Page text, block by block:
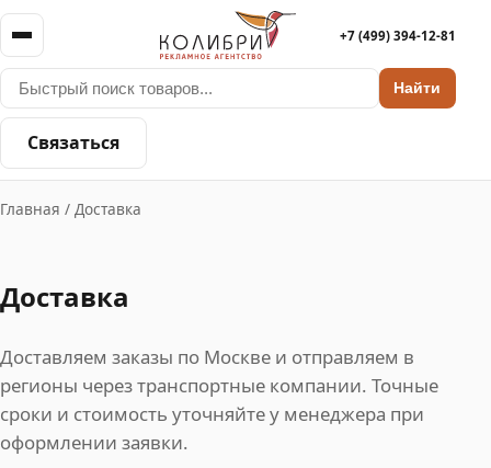
Найти
+7 (499) 394-12-81
Связаться
Главная / Доставка
Доставка
Доставляем заказы по Москве и отправляем в
регионы через транспортные компании. Точные
сроки и стоимость уточняйте у менеджера при
оформлении заявки.